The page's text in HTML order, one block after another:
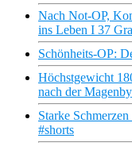
Nach Not-OP,
ins Leben I 37
Schönheits-OP:
Höchstgewicht
nach der
Starke
#shorts